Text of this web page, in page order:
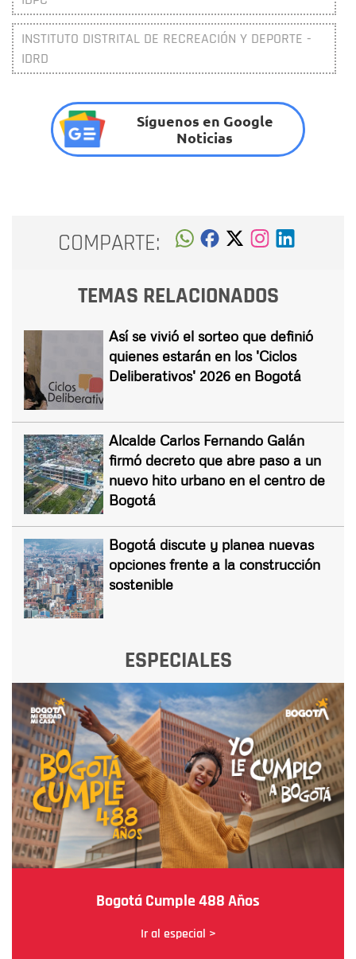
INSTITUTO DISTRITAL DE RECREACIÓN Y DEPORTE -
IDRD
Síguenos en Google
Noticias
COMPARTE:
TEMAS RELACIONADOS
Así se vivió el sorteo que definió
quienes estarán en los 'Ciclos
Deliberativos' 2026 en Bogotá
Alcalde Carlos Fernando Galán
firmó decreto que abre paso a un
nuevo hito urbano en el centro de
Bogotá
Bogotá discute y planea nuevas
opciones frente a la construcción
sostenible
ESPECIALES
Bogotá Cumple 488 Años
Ir al especial >